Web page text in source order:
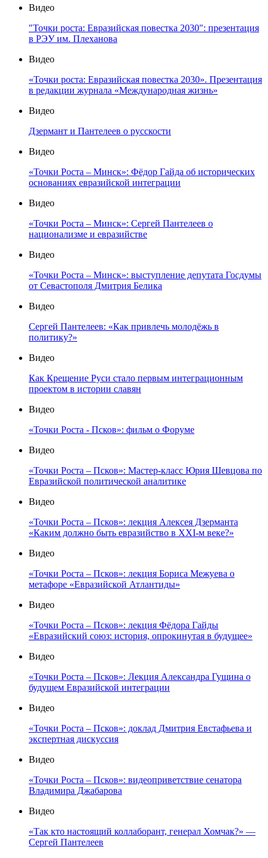
Видео
"Точки роста: Евразийская повестка 2030": презентация
в РЭУ им. Плеханова
Видео
«Точки роста: Евразийская повестка 2030». Презентация
в редакции журнала «Международная жизнь»
Видео
Дзермант и Пантелеев о русскости
Видео
«Точки Роста – Минск»: Фёдор Гайда об исторических
основаниях евразийской интеграции
Видео
«Точки Роста – Минск»: Сергей Пантелеев о
национализме и евразийстве
Видео
«Точки Роста – Минск»: выступление депутата Госдумы
от Севастополя Дмитрия Белика
Видео
Сергей Пантелеев: «Как привлечь молодёжь в
политику?»
Видео
Как Крещение Руси стало первым интеграционным
проектом в истории славян
Видео
«Точки Роста - Псков»: фильм о Форуме
Видео
«Точки Роста – Псков»: Мастер-класс Юрия Шевцова по
Евразийской политической аналитике
Видео
«Точки Роста – Псков»: лекция Алексея Дзерманта
«Каким должно быть евразийство в XXI-м веке?»
Видео
«Точки Роста – Псков»: лекция Бориса Межуева о
метафоре «Евразийской Атлантиды»
Видео
«Точки Роста – Псков»: лекция Фёдора Гайды
«Евразийский союз: история, опрокинутая в будущее»
Видео
«Точки Роста – Псков»: Лекция Александра Гущина о
будущем Евразийской интеграции
Видео
«Точки Роста – Псков»: доклад Дмитрия Евстафьева и
экспертная дискуссия
Видео
«Точки Роста – Псков»: видеоприветствие сенатора
Владимира Джабарова
Видео
«Так кто настоящий коллаборант, генерал Хомчак?» —
Сергей Пантелеев